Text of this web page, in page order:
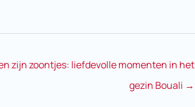
zijn zoontjes: liefdevolle momenten in het
gezin Bouali →